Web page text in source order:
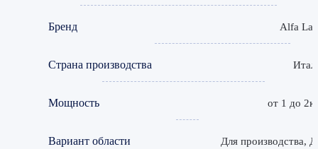
Бренд Alfa
Страна производства
Мощность от 1 до
Вариант области
Для производства,